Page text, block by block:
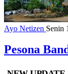
Ayo Netizen Senin
Pesona